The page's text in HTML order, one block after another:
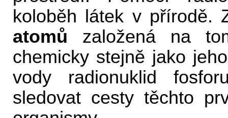
koloběh látek v přírodě.
atomů založená na
chemicky stejně jako
vody radionuklid
sledovat cesty těchto